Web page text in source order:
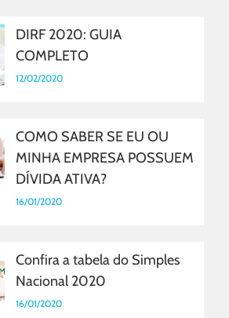
DIRF 2020: GUIA
COMPLETO
12/02/2020
COMO SABER SE EU OU
MINHA EMPRESA POSSUEM
DÍVIDA ATIVA?
16/01/2020
Confira a tabela do Simples
Nacional 2020
16/01/2020